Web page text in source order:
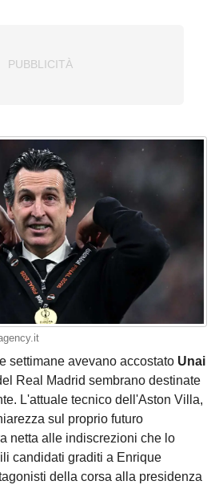
settimane avevano accostato Unai
Real Madrid sembrano destinate
L'attuale tecnico dell'Aston Villa,
sul proprio futuro
netta alle indiscrezioni che lo
candidati graditi a Enrique
della corsa alla presidenza